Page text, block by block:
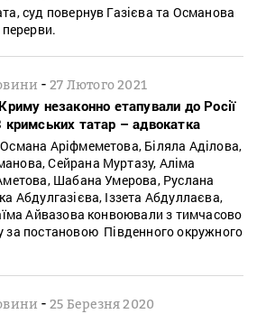
суд повернув Газієва та Османова
перерви.
-27 Лютого 2021
незаконно етапували до Росії
кримських татар – адвокатка
Аріфмеметова, Біляла Аділова,
Сейрана Муртазу, Аліма
Шабана Умерова, Руслана
Абдулгазієва, Іззета Абдуллаєва,
Айвазова конвоювали з тимчасово
за постановою Південного окружного
-25 Березня 2020